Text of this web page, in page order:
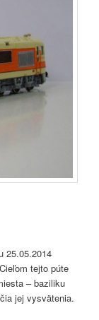
25.05.2014
tejto púte
– baziliku
jej vysvätenia.